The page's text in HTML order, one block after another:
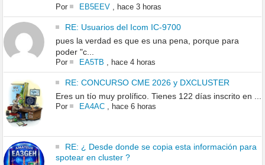
Por EB5EEV, hace 3 horas
RE: Usuarios del Icom IC-9700
pues la verdad es que es una pena, porque para
poder "c...
Por EA5TB hace 4 horas
RE: CONCURSO CME 2026 y DXCLUSTER
Eres un tío muy prolífico. Tienes 122 días inscrito en ...
Por EA4AC, hace 6 horas
RE: ¿ Desde donde se copia esta información para
spotear en cluster ?